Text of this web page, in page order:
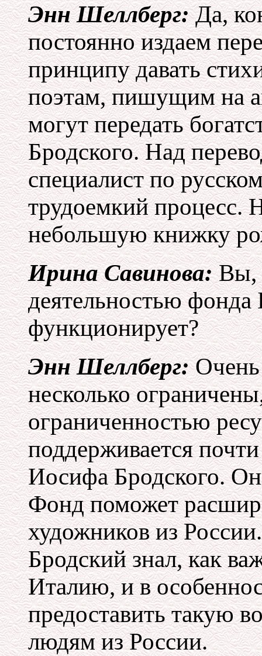
Энн Шеллберг:Да,
постоянно издаем
принципу давать
поэтам, пишущим на
могут передать
Бродского. Над
специалист по
трудоемкий процесс.
небольшую книжку
Ирина Савинова:Вы,
деятельностью фонда
функционирует?
Энн Шеллберг:Очень
несколько
ограниченностью
поддерживается
Иосифа Бродского.
Фонд поможет
художников из
Бродский знал, как
Италию, и в
предоставить такую
людям из России.